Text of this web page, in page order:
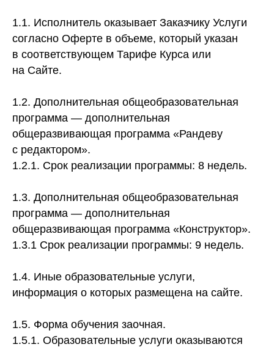
1.1. Исполнитель оказывает Заказчику Услуги
согласно Оферте в объеме, который указан
в соответствующем Тарифе Курса или
на Сайте.
1.2. Дополнительная общеобразовательная
программа — дополнительная
общеразвивающая программа «Рандеву
с редактором».
1.2.1. Срок реализации программы: 8 недель.
1.3. Дополнительная общеобразовательная
программа — дополнительная
общеразвивающая программа «Конструктор».
1.3.1 Срок реализации программы: 9 недель.
1.4. Иные образовательные услуги,
информация о которых размещена на сайте.
1.5. Форма обучения заочная.
1.5.1. Образовательные услуги оказываются